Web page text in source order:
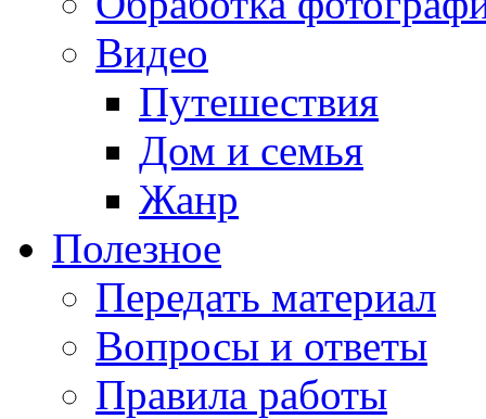
Видео
Путешествия
Дом и семья
Жанр
Полезное
Передать материал
Вопросы и ответы
Правила работы